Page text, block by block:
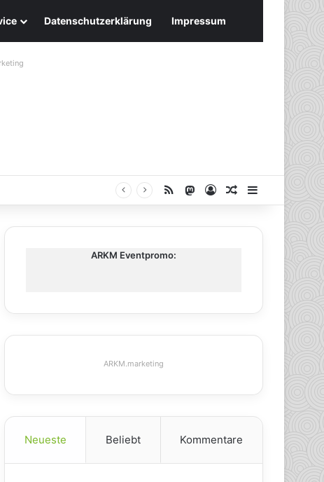
Datenschutzerklärung Impressum
RSS Mastodon
AnmeldenZufälliger
ARKM Eventpromo:
ARKM.marketing
Neueste Beliebt Kommentare